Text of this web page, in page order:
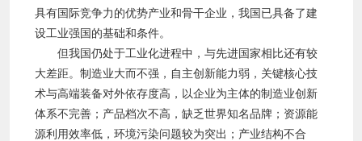
具有国际竞争力的优势产业和骨干企业，我国已具备了建
设工业强国的基础和条件。
但我国仍处于工业化进程中，与先进国家相比还有较
大差距。制造业大而不强，自主创新能力弱，关键核心技
术与高端装备对外依存度高，以企业为主体的制造业创新
体系不完善；产品档次不高，缺乏世界知名品牌；资源能
源利用效率低，环境污染问题较为突出；产业结构不合